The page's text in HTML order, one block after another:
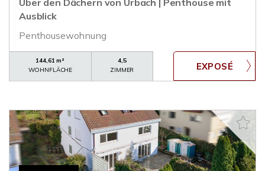
Über den Dächern von Urbach | Penthouse mit
Ausblick
Penthousewohnung
144,61 m²
WOHNFLÄCHE
4,5
ZIMMER